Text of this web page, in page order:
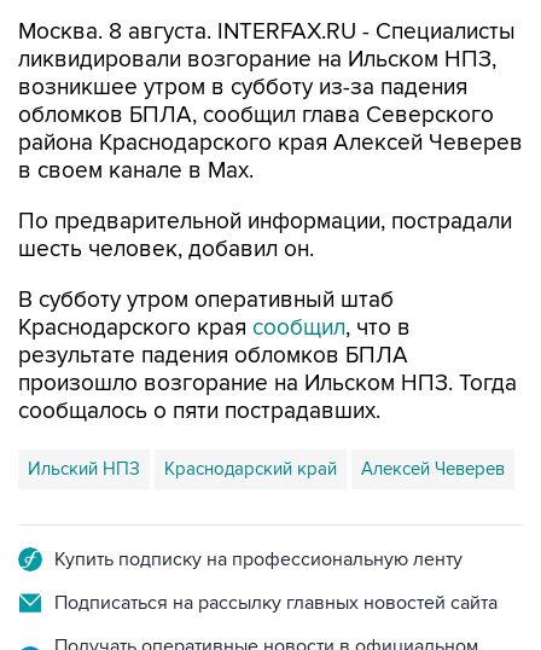
Москва. 8 августа. INTERFAX.RU - Специалисты
ликвидировали возгорание на Ильском НПЗ,
возникшее утром в субботу из-за падения
обломков БПЛА, сообщил глава Северского
района Краснодарского края Алексей Чеверев
в своем канале в Max.
По предварительной информации, пострадали
шесть человек, добавил он.
В субботу утром оперативный штаб
Краснодарского края сообщил, что в
результате падения обломков БПЛА
произошло возгорание на Ильском НПЗ. Тогда
сообщалось о пяти пострадавших.
Ильский НПЗ Краснодарский край Алексей Чеверев
Купить подписку на профессиональную ленту
Подписаться на рассылку главных новостей сайта